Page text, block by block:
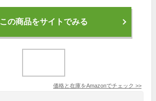
この商品をサイトでみる
価格と在庫をAmazonでチェック >>